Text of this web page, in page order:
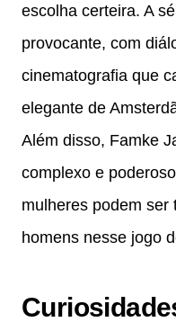
escolha certeira. A
provocante, com
cinematografia que
elegante de
Além disso, Famke
complexo e
mulheres podem ser
homens nesse jogo